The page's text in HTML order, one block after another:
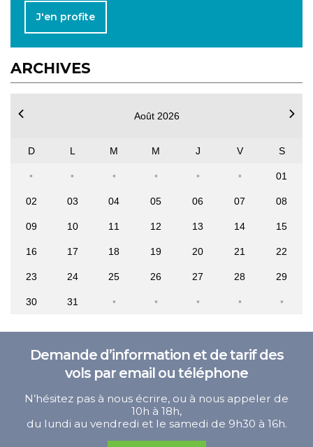
J'en profite
ARCHIVES
Août 2026
D L M M J V S
01
02 03 04 05 06 07 08
09 10 11 12 13 14 15
16 17 18 19 20 21 22
23 24 25 26 27 28 29
30 31
Demande d’information et de tarif des
vols par email ou téléphone
N’hésitez pas à nous écrire, ou à nous appeler de
10h à 18h,
du lundi au vendredi et le samedi de 9h30 à 16h.